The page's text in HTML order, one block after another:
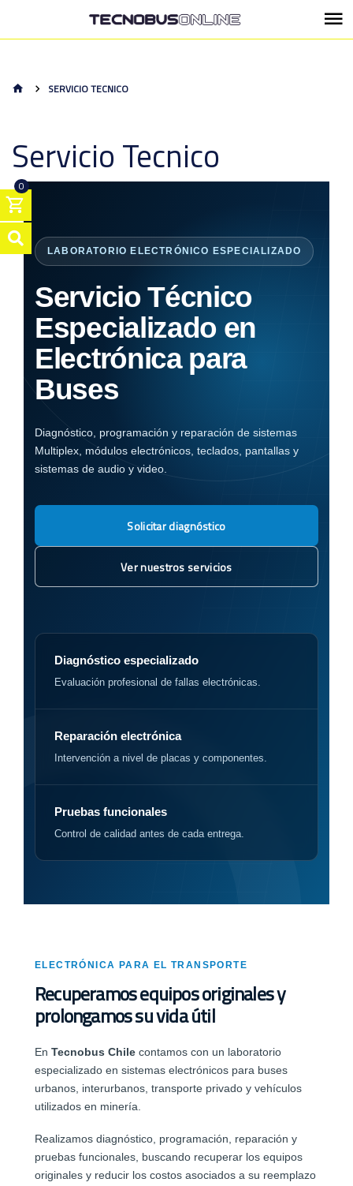
0
SERVICIO TECNICO
Servicio Tecnico
LABORATORIO ELECTRÓNICO ESPECIALIZADO
Servicio Técnico
Especializado en
Electrónica para
Buses
Diagnóstico, programación y reparación de sistemas
Multiplex, módulos electrónicos, teclados, pantallas y
sistemas de audio y video.
Solicitar diagnóstico
Ver nuestros servicios
Diagnóstico especializado
Evaluación profesional de fallas electrónicas.
Reparación electrónica
Intervención a nivel de placas y componentes.
Pruebas funcionales
Control de calidad antes de cada entrega.
ELECTRÓNICA PARA EL TRANSPORTE
Recuperamos equipos originales y
prolongamos su vida útil
En Tecnobus Chile contamos con un laboratorio
especializado en sistemas electrónicos para buses
urbanos, interurbanos, transporte privado y vehículos
utilizados en minería.
Realizamos diagnóstico, programación, reparación y
pruebas funcionales, buscando recuperar los equipos
originales y reducir los costos asociados a su reemplazo